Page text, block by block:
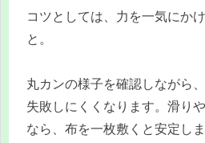
コツとしては、力を一気にか
と。
丸カンの様子を確認しながら
失敗しにくくなります。滑り
なら、布を一枚敷くと安定し